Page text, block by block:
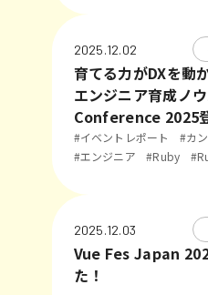
2025.12.02
育てる力がDXを動
エンジニア育成ノ
Conference 2025
#イベントレポート
#カ
#エンジニア
#Ruby
2025.12.03
Vue Fes Japan
た！